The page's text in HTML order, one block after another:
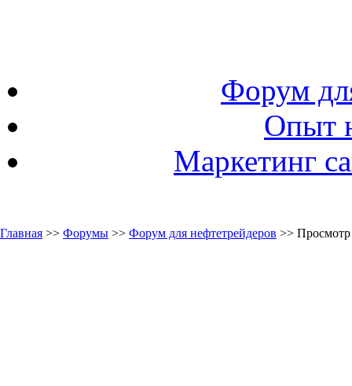
Форум
Опыт
Маркетинг
Главная >> Форумы >> Форум для нефтетрейдеров >>